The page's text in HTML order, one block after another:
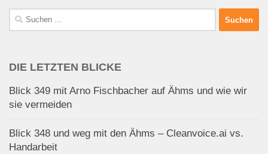
Suchen
nach:
DIE LETZTEN BLICKE
Blick 349 mit Arno Fischbacher auf Ähms und wie wir
sie vermeiden
Blick 348 und weg mit den Ähms – Cleanvoice.ai vs.
Handarbeit